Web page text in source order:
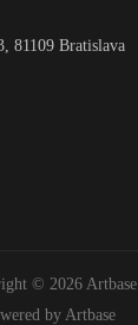
81109 Bratislava
© 2026 Artbase
by Artbase